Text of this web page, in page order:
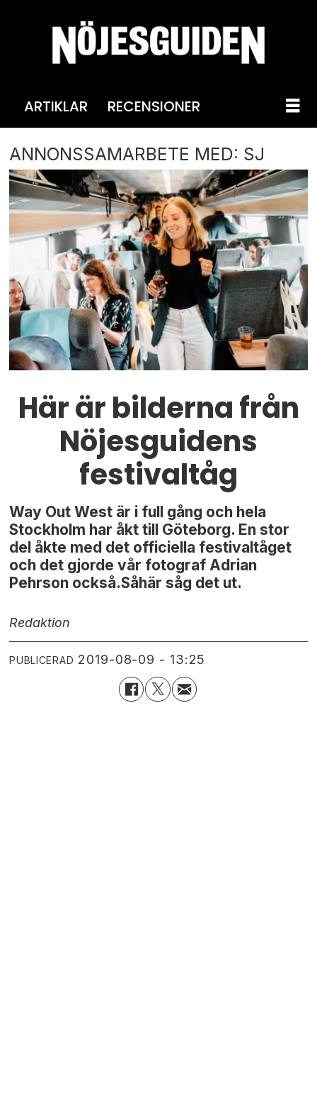
ARTIKLAR RECENSIONER
ANNONSSAMARBETE MED: SJ
Här är bilderna från
Nöjesguidens
festivaltåg
Way Out West är i full gång och hela
Stockholm har åkt till Göteborg. En stor
del åkte med det officiella festivaltåget
och det gjorde vår fotograf Adrian
Pehrson också.Såhär såg det ut.
Redaktion
PUBLICERAD 2019-08-09 - 13:25